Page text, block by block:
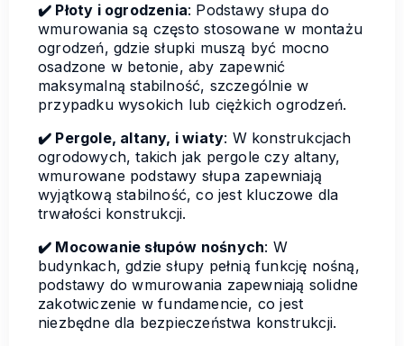
✔️ Płoty i ogrodzenia: Podstawy słupa do
wmurowania są często stosowane w montażu
ogrodzeń, gdzie słupki muszą być mocno
osadzone w betonie, aby zapewnić
maksymalną stabilność, szczególnie w
przypadku wysokich lub ciężkich ogrodzeń.
✔️ Pergole, altany, i wiaty: W konstrukcjach
ogrodowych, takich jak pergole czy altany,
wmurowane podstawy słupa zapewniają
wyjątkową stabilność, co jest kluczowe dla
trwałości konstrukcji.
✔️ Mocowanie słupów nośnych: W
budynkach, gdzie słupy pełnią funkcję nośną,
podstawy do wmurowania zapewniają solidne
zakotwiczenie w fundamencie, co jest
niezbędne dla bezpieczeństwa konstrukcji.